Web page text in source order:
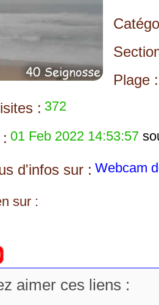
Plage :
: 372
01 Feb 2022 14:53:57
d'infos sur : Webcam
sur :
aimer ces liens :